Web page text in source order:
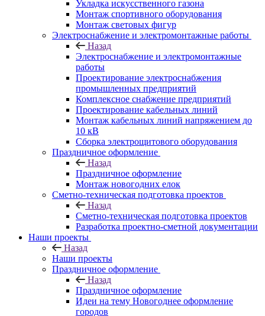
Укладка искусственного газона
Монтаж спортивного оборудования
Монтаж световых фигур
Электроснабжение и электромонтажные работы
Назад
Электроснабжение и электромонтажные
работы
Проектирование электроснабжения
промышленных предприятий
Комплексное снабжение предприятий
Проектирование кабельных линий
Монтаж кабельных линий напряжением до
10 кВ
Сборка электрощитового оборудования
Праздничное оформление
Назад
Праздничное оформление
Монтаж новогодних елок
Сметно-техническая подготовка проектов
Назад
Сметно-техническая подготовка проектов
Разработка проектно-сметной документации
Наши проекты
Назад
Наши проекты
Праздничное оформление
Назад
Праздничное оформление
Идеи на тему Новогоднее оформление
городов